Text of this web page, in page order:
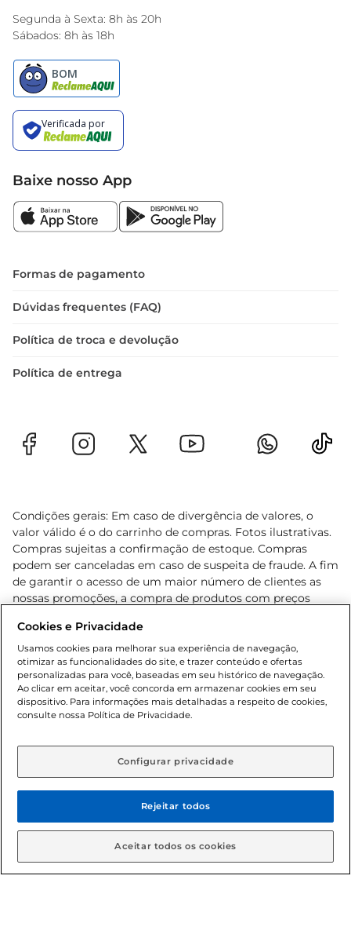
Encarte do Dia
Segunda à Sexta: 8h às 20h
Sábados: 8h às 18h
Baixe nosso App
Formas de pagamento
Dúvidas frequentes (FAQ)
Política de troca e devolução
Política de entrega
Condições gerais: Em caso de divergência de valores, o
valor válido é o do carrinho de compras. Fotos ilustrativas.
Compras sujeitas a confirmação de estoque. Compras
podem ser canceladas em caso de suspeita de fraude. A fim
de garantir o acesso de um maior número de clientes as
nossas promoções, a compra de produtos com preços
cliente. Os preços, ofertas e condições são exclusivos para
o e-commerce e válidos durante o dia de hoje, podendo
sofrer alterações sem prévia notificação. Proibida a venda
de bebidas alcoólicas para menores de 18 anos, conforme
Lei n.º 8069/90, art. 81, inciso II (Estatuto da Criança e do
Adolescente). Preços e condições exclusivos para o
aviso prévio. O valor mínimo para as compras on-line é de
© 2026 Copyright. Todos os direitos
reservados Gbarbosa.
Cookies e Privacidade
Usamos cookies para melhorar sua experiência de navegação,
otimizar as funcionalidades do site, e trazer conteúdo e ofertas
personalizadas para você, baseadas em seu histórico de navegação.
Ao clicar em aceitar, você concorda em armazenar cookies em seu
dispositivo. Para informações mais detalhadas a respeito de cookies,
consulte nossa Política de Privacidade.
Configurar privacidade
Rejeitar todos
Aceitar todos os cookies